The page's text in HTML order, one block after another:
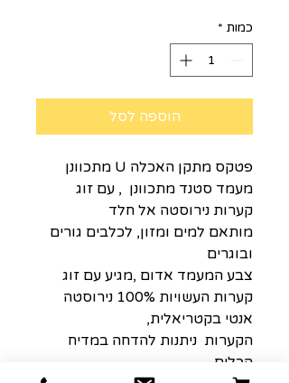
כמות *
הוספה לסל
פטקס מתקן האכלה U מתכוונן
מעמד סטנד מתכוונן , עם זוג
קערות נירוסטה אל חלד
מותאם למים ומזון, לכלבים גורים
ובוגרים
צבע המעמד אדום ,מגיע עם זוג
קערות העשויות 100% נירוסטה
אנטי בקטריאלית,
הקערות ניתנות להדחה במדיח
הכלים.